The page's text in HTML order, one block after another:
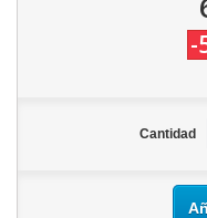
-
Cantidad